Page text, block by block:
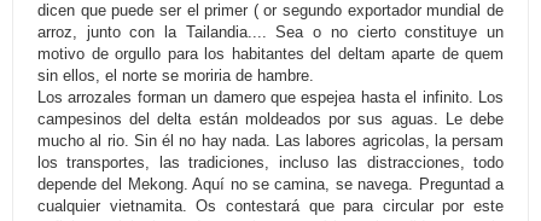
dicen que puede ser el primer ( or segundo exportador mundial de
arroz, junto con la Tailandia.... Sea o no cierto constituye un
motivo de orgullo para los habitantes del deltam aparte de quem
sin ellos, el norte se moriria de hambre.
Los arrozales forman un damero que espejea hasta el infinito. Los
campesinos del delta están moldeados por sus aguas. Le debe
mucho al rio. Sin él no hay nada. Las labores agricolas, la persam
los transportes, las tradiciones, incluso las distracciones, todo
depende del Mekong. Aquí no se camina, se navega. Preguntad a
cualquier vietnamita. Os contestará que para circular por este